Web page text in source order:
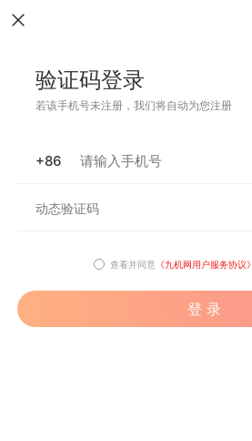
验证码登录
若该手机号未注册，我们将自动为您注册
+86
查看并同意 《九机网用户服务协议》
登 录